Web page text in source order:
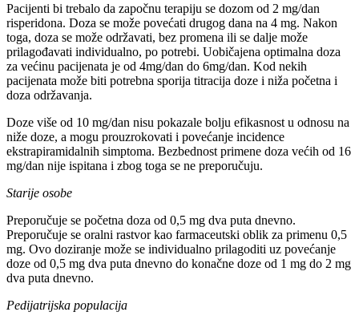
Pacijenti bi trebalo da započnu terapiju se dozom od 2 mg/dan
risperidona. Doza se može povećati drugog dana na 4 mg. Nakon
toga, doza se može održavati, bez promena ili se dalje može
prilagođavati individualno, po potrebi. Uobičajena optimalna doza
za većinu pacijenata je od 4mg/dan do 6mg/dan. Kod nekih
pacijenata može biti potrebna sporija titracija doze i niža početna i
doza održavanja.
Doze više od 10 mg/dan nisu pokazale bolju efikasnost u odnosu na
niže doze, a mogu prouzrokovati i povećanje incidence
ekstrapiramidalnih simptoma. Bezbednost primene doza većih od 16
mg/dan nije ispitana i zbog toga se ne preporučuju.
Starije osobe
Preporučuje se početna doza od 0,5 mg dva puta dnevno.
Preporučuje se oralni rastvor kao farmaceutski oblik za primenu 0,5
mg. Ovo doziranje može se individualno prilagoditi uz povećanje
doze od 0,5 mg dva puta dnevno do konačne doze od 1 mg do 2 mg
dva puta dnevno.
Pedijatrijska populacija